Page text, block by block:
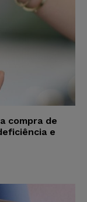
compra de
e